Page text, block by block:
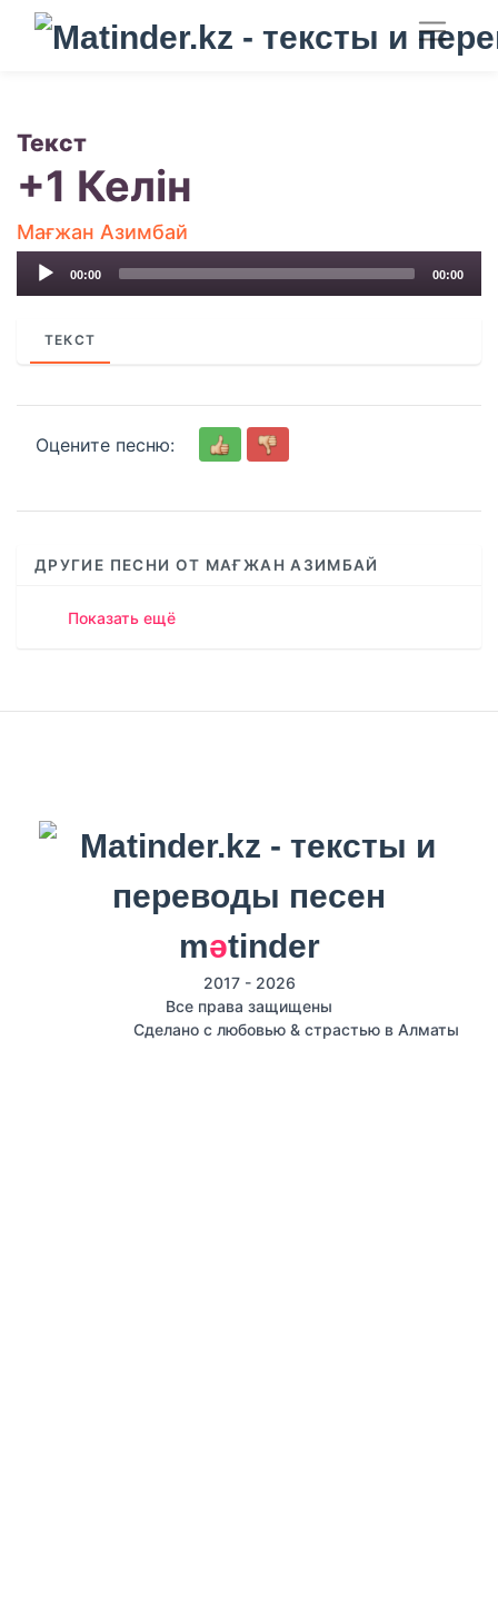
Текст
+1 Келін
Мағжан Азимбай
Audio
00:00 00:00
ТЕКСТ
Оцените песню:
ДРУГИЕ ПЕСНИ ОТ МАҒЖАН АЗИМБАЙ
Показать ещё
mәtinder
2017 - 2026
Все права защищены
Сделано с любовью & страстью в Алматы